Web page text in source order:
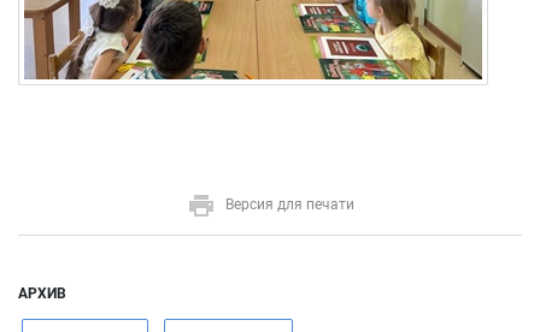
Версия для печати
АРХИВ